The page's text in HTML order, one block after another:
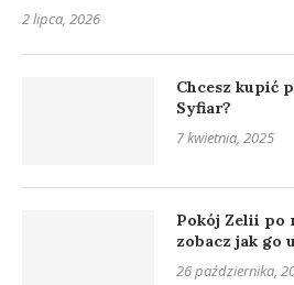
2 lipca, 2026
Chcesz kupić
Syfiar?
7 kwietnia, 2025
Pokój Zelii po
zobacz jak go
26 października,